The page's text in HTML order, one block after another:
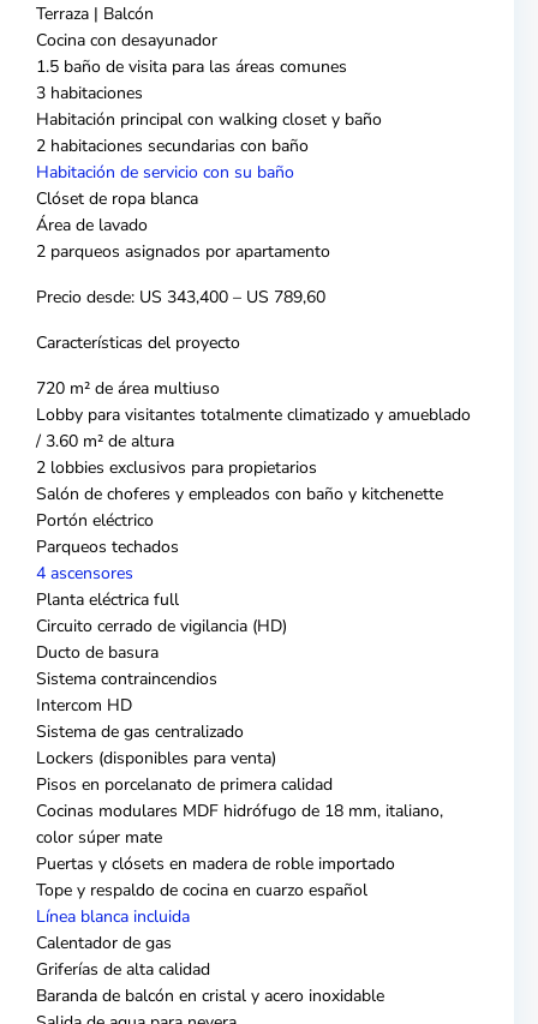
Terraza | Balcón
Cocina con desayunador
1.5 baño de visita para las áreas comunes
3 habitaciones
Habitación principal con walking closet y baño
2 habitaciones secundarias con baño
Habitación de servicio con su baño
Clóset de ropa blanca
Área de lavado
2 parqueos asignados por apartamento
Precio desde: US 343,400 – US 789,60
Características del proyecto
720 m² de área multiuso
Lobby para visitantes totalmente climatizado y amueblado
/ 3.60 m² de altura
2 lobbies exclusivos para propietarios
Salón de choferes y empleados con baño y kitchenette
Portón eléctrico
Parqueos techados
4 ascensores
Planta eléctrica full
Circuito cerrado de vigilancia (HD)
Ducto de basura
Sistema contraincendios
Intercom HD
Sistema de gas centralizado
Lockers (disponibles para venta)
Pisos en porcelanato de primera calidad
Cocinas modulares MDF hidrófugo de 18 mm, italiano,
color súper mate
Puertas y clósets en madera de roble importado
Tope y respaldo de cocina en cuarzo español
Línea blanca incluida
Calentador de gas
Griferías de alta calidad
Baranda de balcón en cristal y acero inoxidable